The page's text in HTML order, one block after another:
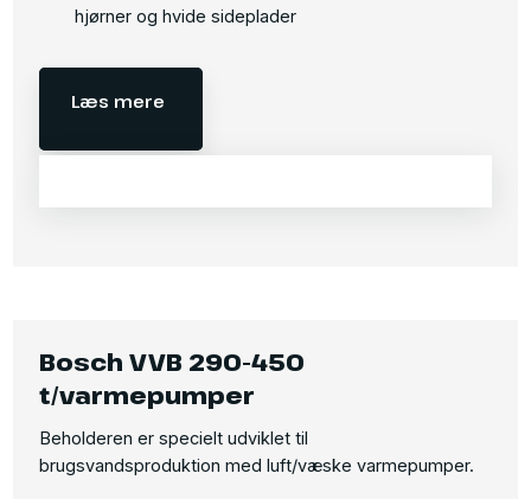
hjørner og hvide sideplader​
Læs mere
Bosch VVB 290-450
t/varmepumper
Beholderen er specielt udviklet til
brugsvandsproduktion med luft/væske varmepumper.